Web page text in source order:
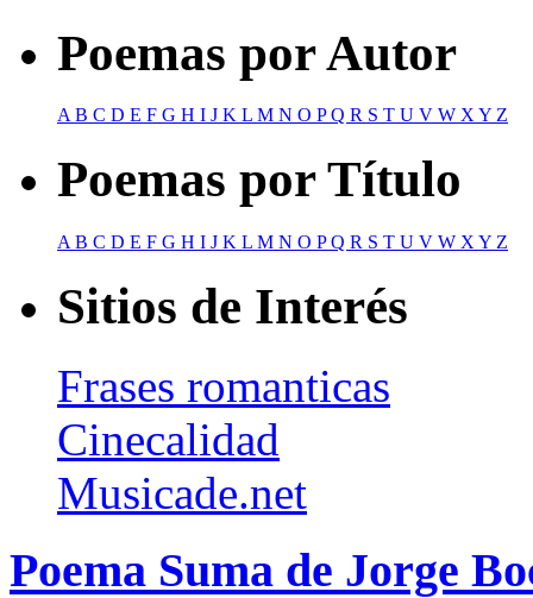
Poemas por Autor
AB C D E F G H I J K L M N O PQ R S T U V W XY Z
Poemas por Título
A B C D E F G H I J K L M N O PQ R S T U V W X Y Z
Sitios de Interés
Frases romanticas
Cinecalidad
Musicade.net
Poema Suma de Jorge